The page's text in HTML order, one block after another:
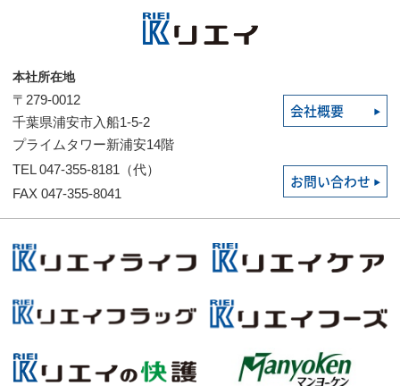
本社所在地
〒279-0012
千葉県浦安市入船1-5-2
プライムタワー新浦安14階
会社概要
TEL 047-355-8181（代）
FAX 047-355-8041
お問い合わせ